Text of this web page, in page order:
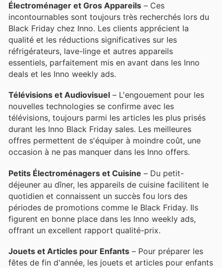
Électroménager et Gros Appareils – Ces
incontournables sont toujours très recherchés lors du
Black Friday chez Inno. Les clients apprécient la
qualité et les réductions significatives sur les
réfrigérateurs, lave-linge et autres appareils
essentiels, parfaitement mis en avant dans les Inno
deals et les Inno weekly ads.
Télévisions et Audiovisuel – L'engouement pour les
nouvelles technologies se confirme avec les
télévisions, toujours parmi les articles les plus prisés
durant les Inno Black Friday sales. Les meilleures
offres permettent de s'équiper à moindre coût, une
occasion à ne pas manquer dans les Inno offers.
Petits Électroménagers et Cuisine – Du petit-
déjeuner au dîner, les appareils de cuisine facilitent le
quotidien et connaissent un succès fou lors des
périodes de promotions comme le Black Friday. Ils
figurent en bonne place dans les Inno weekly ads,
offrant un excellent rapport qualité-prix.
Jouets et Articles pour Enfants – Pour préparer les
fêtes de fin d'année, les jouets et articles pour enfants